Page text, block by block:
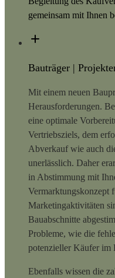
gemeinsam mit Ihnen
Bauträger |
Mit einem neuen
Herausforderungen.
eine optimale
Vertriebsziels, dem
Abverkauf wie auch
unerlässlich. Daher
in Abstimmung mit
Vermarktungskonzept
Marketingaktivitäten
Bauabschnitte
Probleme, wie die
potenzieller Käufer im
Ebenfalls wissen die